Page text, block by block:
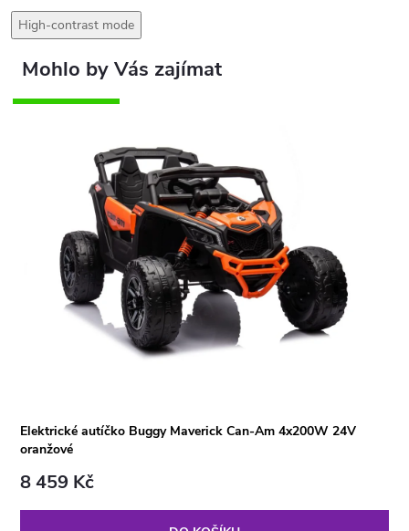
High-contrast mode
Elektrické autíčko Buggy Maverick Can-Am 4x200W 24V
oranžové
8 459 Kč